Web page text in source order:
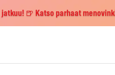
jatkuu! 🍺 Katso parhaat